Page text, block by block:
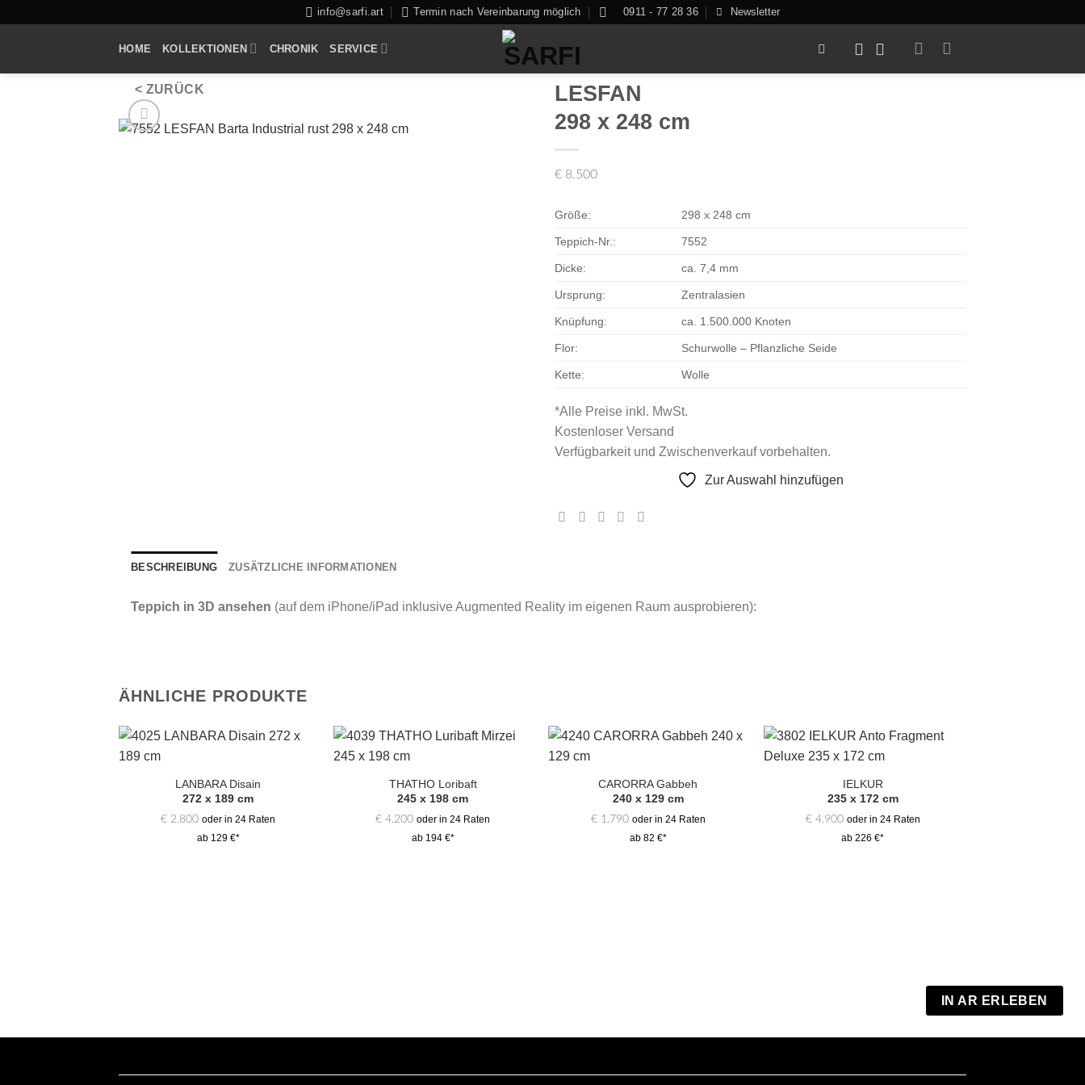
info@sarfi.art Termin nach Vereinbarung möglich 0911 - 77 28 36 Newsletter
HOME KOLLEKTIONEN CHRONIK SERVICE
< ZURÜCK
LESFAN
298 x 248 cm
€ 8.500
Größe: 298 x 248 cm
Teppich-Nr.: 7552
Dicke: ca. 7,4 mm
Ursprung: Zentralasien
Knüpfung: ca. 1.500.000 Knoten
Flor: Schurwolle – Pflanzliche Seide
Kette: Wolle
*Alle Preise inkl. MwSt.
Kostenloser Versand
Verfügbarkeit und Zwischenverkauf vorbehalten.
Zur Auswahl hinzufügen
BESCHREIBUNG ZUSÄTZLICHE INFORMATIONEN
Teppich in 3D ansehen (auf dem iPhone/iPad inklusive Augmented Reality im eigenen Raum ausprobieren):
IN AR ERLEBEN
ÄHNLICHE PRODUKTE
LANBARA Disain
272 x 189 cm
€ 2.800 oder in 24 Raten
ab 129 €*
Auswahl
THATHO Loribaft
245 x 198 cm
€ 4.200 oder in 24 Raten
ab 194 €*
Auswahl
CARORRA Gabbeh
240 x 129 cm
€1.790 oder in 24 Raten
ab 82 €*
IELKUR
235 x 172 cm
€4.900 oder in 24 Raten
ab 226 €*